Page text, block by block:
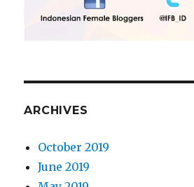
ARCHIVES
October 2019
June 2019